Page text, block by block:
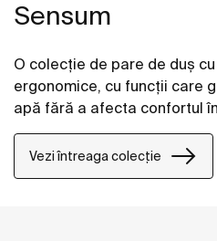
Sensum
O colecție de pare de duș
ergonomice, cu funcții care
apă fără a afecta confortul
Vezi întreaga colecție